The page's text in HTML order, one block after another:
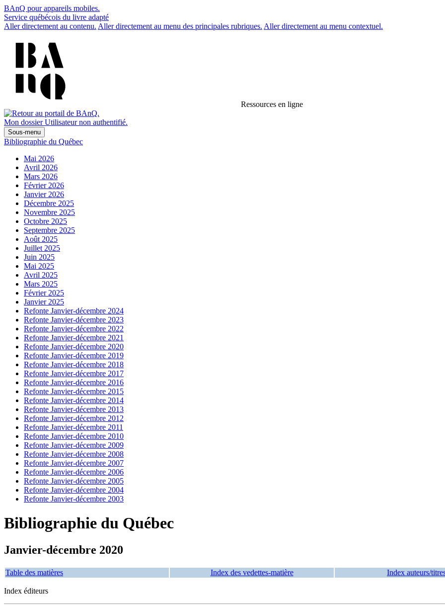
BAnQ pour appareils mobiles.
Service québécois du livre adapté
Aller directement au contenu. Aller directement au menu des principales rubriques. Aller directement au menu contextuel.
Ressources en ligne
Mon dossier Utilisateur non authentifié.
Sous-menu
Bibliographie du Québec
Mai 2026
Avril 2026
Mars 2026
Février 2026
Janvier 2026
Décembre 2025
Novembre 2025
Octobre 2025
Septembre 2025
Août 2025
Juillet 2025
Juin 2025
Mai 2025
Avril 2025
Mars 2025
Février 2025
Janvier 2025
Refonte Janvier-décembre 2024
Refonte Janvier-décembre 2023
Refonte Janvier-décembre 2022
Refonte Janvier-décembre 2021
Refonte Janvier-décembre 2020
Refonte Janvier-décembre 2019
Refonte Janvier-décembre 2018
Refonte Janvier-décembre 2017
Refonte Janvier-décembre 2016
Refonte Janvier-décembre 2015
Refonte Janvier-décembre 2014
Refonte Janvier-décembre 2013
Refonte Janvier-décembre 2012
Refonte Janvier-décembre 2011
Refonte Janvier-décembre 2010
Refonte Janvier-décembre 2009
Refonte Janvier-décembre 2008
Refonte Janvier-décembre 2007
Refonte Janvier-décembre 2006
Refonte Janvier-décembre 2005
Refonte Janvier-décembre 2004
Refonte Janvier-décembre 2003
Bibliographie du Québec
Janvier-décembre 2020
Table des matières Index des vedettes-matière Index auteurs/
Index éditeurs